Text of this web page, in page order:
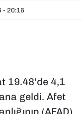
- 20:16
19.48'de 4,1
geldi. Afet
(AFAD)